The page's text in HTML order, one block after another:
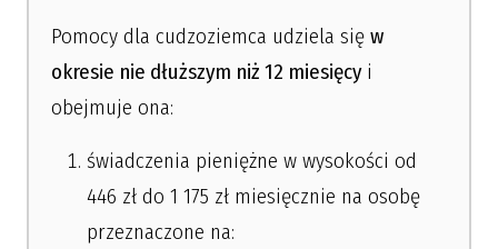
Pomocy dla cudzoziemca udziela się w
okresie nie dłuższym niż 12 miesięcyi
obejmuje ona:
świadczenia pieniężne w wysokości od
446 zł do 1 175 zł miesięcznie na osobę
przeznaczone na: